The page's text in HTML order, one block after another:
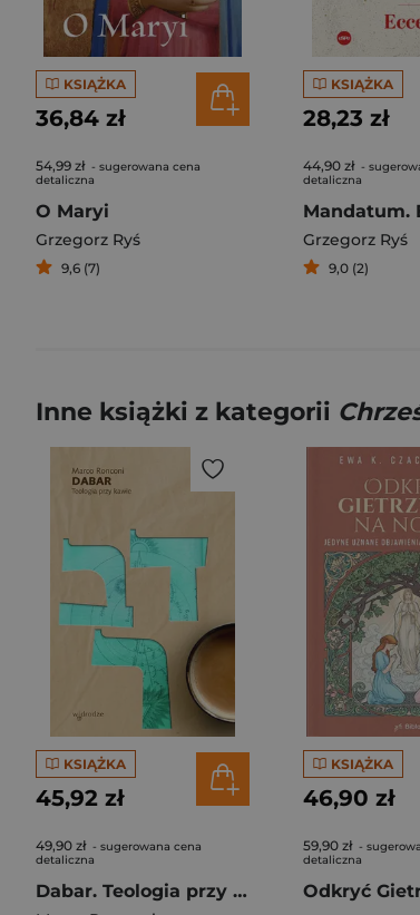
KSIĄŻKA
36,84 zł
54,99 zł - sugerowana cena
detaliczna
O Maryi
Grzegorz Ryś
9,6 (7)
KSIĄŻKA
28,23 zł
44,90 zł -
detaliczna
Grzegorz Ryś
9,0 (2)
Inne książki z kategorii
KSIĄŻKA
45,92 zł
49,90 zł - sugerowana cena
detaliczna
Dabar. Teologia przy kawie
KSIĄŻKA
46,90 zł
59,90 zł -
detaliczna